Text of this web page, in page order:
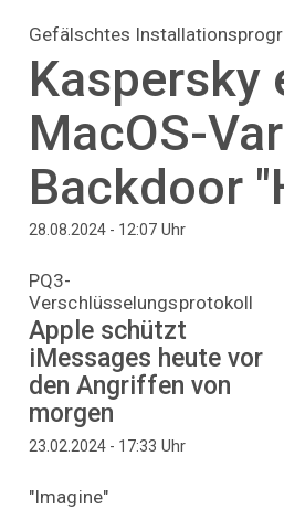
Gefälschtes
Kaspersky
MacOS-
Backdoor
28.08.2024 - 12:07 Uhr
PQ3-
Verschlüsselungsprotokoll
Apple schützt
iMessages heute vor
den Angriffen von
morgen
23.02.2024 - 17:33 Uhr
"Imagine"